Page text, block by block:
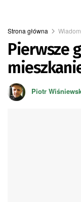
Strona główna
Pierwsze
Piotr